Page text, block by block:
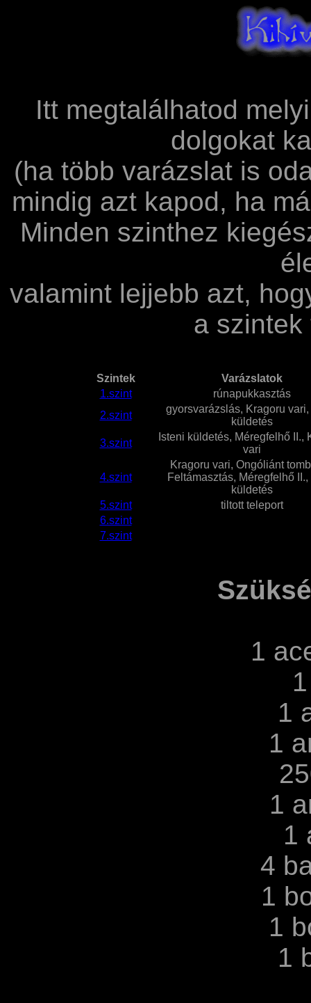
Itt megtalálhatod
dolgokat
(ha több varázslat is
mindig azt kapod, ha
Minden szinthez
valamint lejjebb azt,
a
Szintek
Varázslatok
1.szint
rúnapukkasztás
2.szint
gyorsvarázslás, Kragoru
küldetés
3.szint
Isteni küldetés, Méregfelhő II.,
vari
4.szint
Kragoru vari, Ongóliánt
Feltámasztás, Méregfelhő II.,
küldetés
5.szint
tiltott teleport
6.szint
7.szint
1
1
1
1
1
4
1
1
1